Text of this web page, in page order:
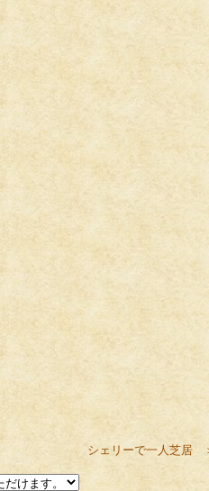
シェリーで一人芝居